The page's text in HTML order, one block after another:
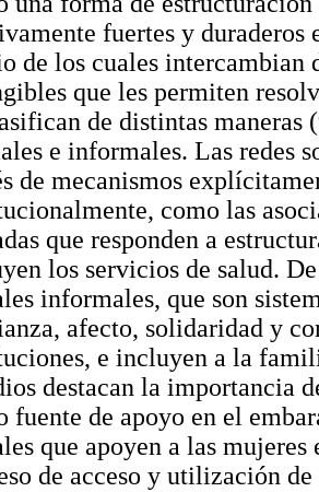
fuertes y
de los cuales intercambian
que les permiten
de distintas maneras
e informales. Las redes
de mecanismos
como las
que responden a
los servicios de salud.
informales, que son
afecto, solidaridad y
e incluyen a la
destacan la importancia
fuente de apoyo en el
que apoyen a las
de acceso y utilización